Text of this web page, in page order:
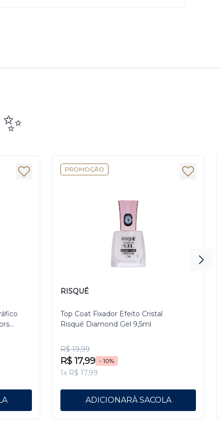
PROMOÇÃO
RISQUÉ
Top Coat Fixador Efeito Cristal
Risqué Diamond Gel 9,5ml
R$ 19,99
R$ 17,99 - 10%
1x R$ 17,99
ADICIONAR